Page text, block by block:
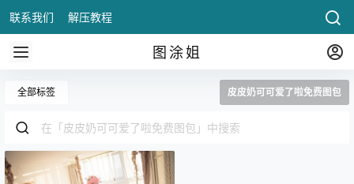
联系我们 解压教程
图涂姐
全部标签 皮皮奶可可爱了啦免费图包